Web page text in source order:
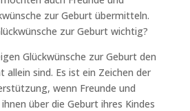
zur Geburt übermitteln.
zur Geburt wichtig?
Glückwünsche zur Geburt den
allein sind. Es ist ein Zeichen der
wenn Freunde und
über die Geburt ihres Kindes